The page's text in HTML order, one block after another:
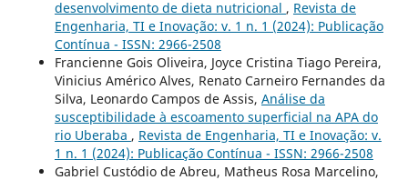
desenvolvimento de dieta nutricional , Revista de
Engenharia, TI e Inovação: v. 1 n. 1 (2024): Publicação
Contínua - ISSN: 2966-2508
Francienne Gois Oliveira, Joyce Cristina Tiago Pereira,
Vinicius Américo Alves, Renato Carneiro Fernandes da
Silva, Leonardo Campos de Assis, Análise da
susceptibilidade à escoamento superficial na APA do
rio Uberaba , Revista de Engenharia, TI e Inovação: v.
1 n. 1 (2024): Publicação Contínua - ISSN: 2966-2508
Gabriel Custódio de Abreu, Matheus Rosa Marcelino,